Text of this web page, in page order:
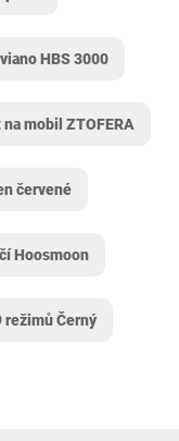
HBS 3000
mobil ZTOFERA
červené
Hoosmoon
režimů Černý